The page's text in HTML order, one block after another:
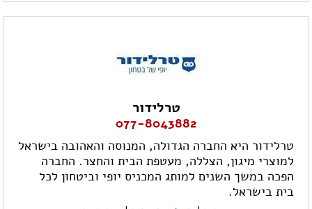
טרלידור
077-8043882
טרלידור היא החברה הגדולה, המנוסה והאהובה בישראל
למוצרי מיגון, הצללה, מעטפת הבית והחצר. החברה
הפכה במשך השנים למותג המכניס יופי וביטחון לכל
בית בישראל.